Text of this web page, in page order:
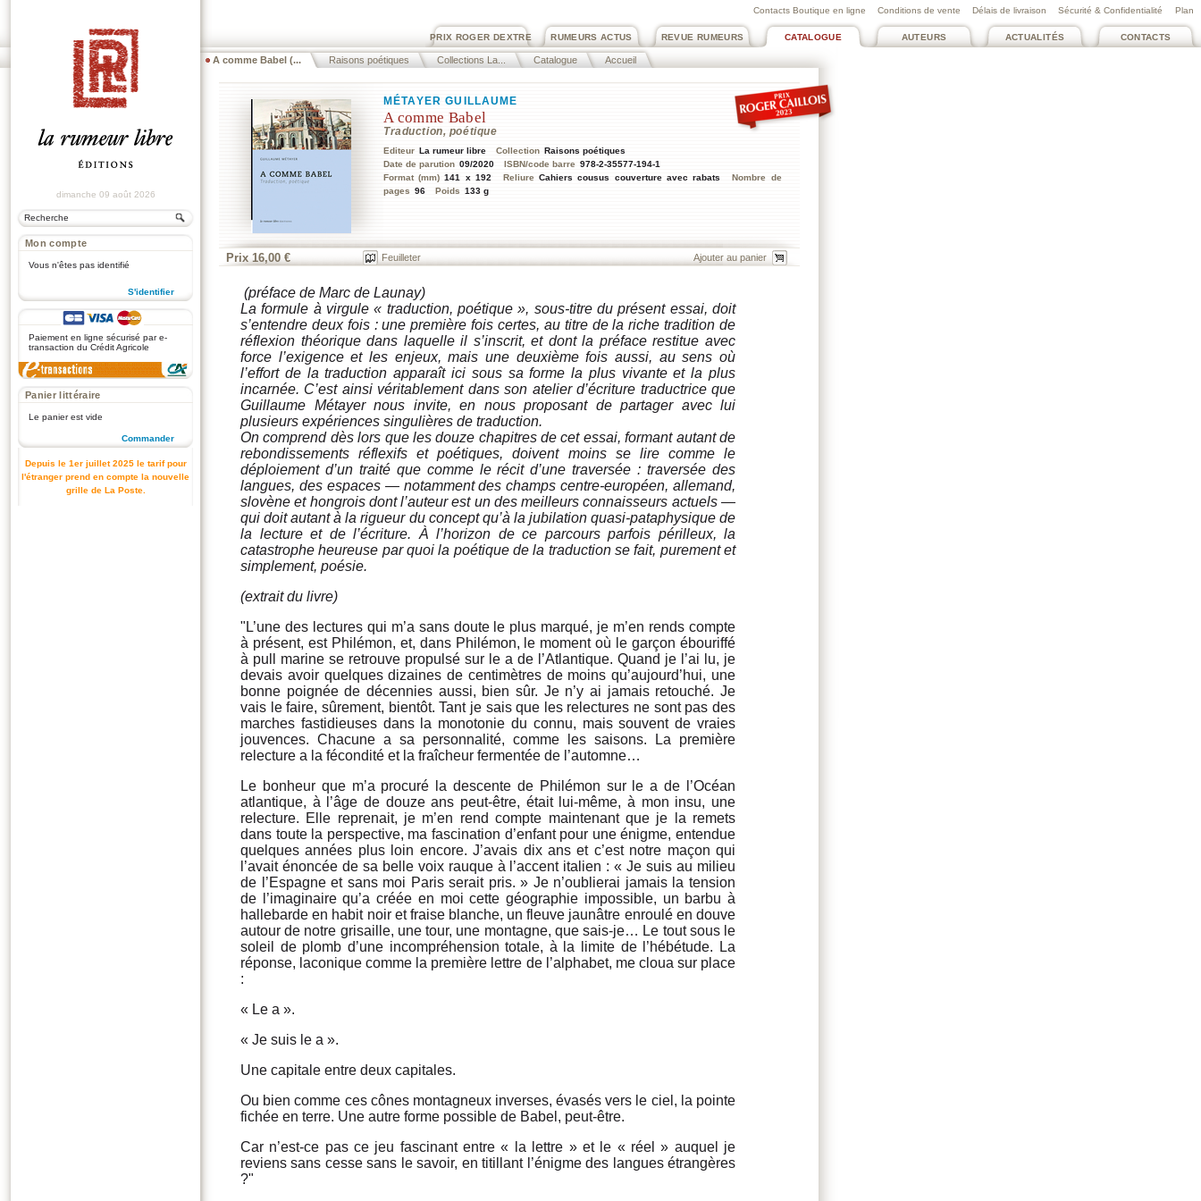
Plan
Contacts Boutique en ligne Conditions de vente Délais de livraison Sécurité & Confidentialité
CONTACTS
ACTUALITÉS
AUTEURS
CATALOGUE
REVUE RUMEURS
RUMEURS ACTUS
PRIX ROGER DEXTRE
A comme Babel (... Raisons poétiques Collections La... Catalogue Accueil
dimanche 09 août 2026
Mon compte
Vous n'êtes pas identifié
S'identifier
Paiement en ligne sécurisé par e-
transaction du Crédit Agricole
Panier littéraire
Le panier est vide
Commander
Depuis le 1er juillet 2025 le tarif pour
l'étranger prend en compte la nouvelle
grille de La Poste.
MÉTAYER GUILLAUME
A comme Babel
Traduction, poétique
Editeur La rumeur libre Collection Raisons poétiques
Date de parution 09/2020 ISBN/code barre 978-2-35577-194-1
Format (mm) 141 x 192 Reliure Cahiers cousus couverture avec rabats
Nombre de
pages 96 Poids 133 g
Prix 16,00 € Feuilleter
(préface de Marc de Launay)
La formule à virgule « traduction, poétique », sous-titre du présent essai, doit
s’entendre deux fois : une première fois certes, au titre de la riche tradition de
réflexion théorique dans laquelle il s’inscrit, et dont la préface restitue avec
force l’exigence et les enjeux, mais une deuxième fois aussi, au sens où
l’effort de la traduction apparaît ici sous sa forme la plus vivante et la plus
incarnée. C’est ainsi véritablement dans son atelier d’écriture traductrice que
Guillaume Métayer nous invite, en nous proposant de partager avec lui
plusieurs expériences singulières de traduction.
On comprend dès lors que les douze chapitres de cet essai, formant autant de
rebondissements réflexifs et poétiques, doivent moins se lire comme le
déploiement d’un traité que comme le récit d’une traversée : traversée des
langues, des espaces — notamment des champs centre-européen, allemand,
slovène et hongrois dont l’auteur est un des meilleurs connaisseurs actuels —
qui doit autant à la rigueur du concept qu’à la jubilation quasi-pataphysique de
la lecture et de l’écriture. À l’horizon de ce parcours parfois périlleux, la
catastrophe heureuse par quoi la poétique de la traduction se fait, purement et
simplement, poésie.
(extrait du livre)
"L’une des lectures qui m’a sans doute le plus marqué, je m’en rends compte
à présent, est Philémon, et, dans Philémon, le moment où le garçon ébouriffé
à pull marine se retrouve propulsé sur le a de l’Atlantique. Quand je l’ai lu, je
devais avoir quelques dizaines de centimètres de moins qu’aujourd’hui, une
bonne poignée de décennies aussi, bien sûr. Je n’y ai jamais retouché. Je
vais le faire, sûrement, bientôt. Tant je sais que les relectures ne sont pas des
marches fastidieuses dans la monotonie du connu, mais souvent de vraies
jouvences. Chacune a sa personnalité, comme les saisons. La première
relecture a la fécondité et la fraîcheur fermentée de l’automne…
Le bonheur que m’a procuré la descente de Philémon sur le a de l’Océan
atlantique, à l’âge de douze ans peut-être, était lui-même, à mon insu, une
relecture. Elle reprenait, je m’en rend compte maintenant que je la remets
dans toute la perspective, ma fascination d’enfant pour une énigme, entendue
quelques années plus loin encore. J’avais dix ans et c’est notre maçon qui
l’avait énoncée de sa belle voix rauque à l’accent italien : « Je suis au milieu
de l’Espagne et sans moi Paris serait pris. » Je n’oublierai jamais la tension
de l’imaginaire qu’a créée en moi cette géographie impossible, un barbu à
hallebarde en habit noir et fraise blanche, un fleuve jaunâtre enroulé en douve
autour de notre grisaille, une tour, une montagne, que sais-je… Le tout sous le
soleil de plomb d’une incompréhension totale, à la limite de l’hébétude. La
réponse, laconique comme la première lettre de l’alphabet, me cloua sur place
:
« Le a ».
« Je suis le a ».
Une capitale entre deux capitales.
Ou bien comme ces cônes montagneux inverses, évasés vers le ciel, la pointe
fichée en terre. Une autre forme possible de Babel, peut-être.
Car n’est-ce pas ce jeu fascinant entre « la lettre » et le « réel » auquel je
reviens sans cesse sans le savoir, en titillant l’énigme des langues étrangères
?"